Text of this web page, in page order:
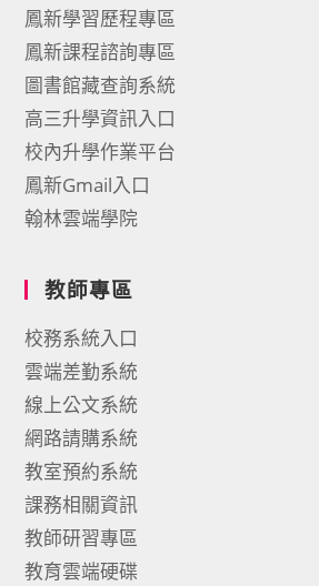
鳳新學習歷程專區
鳳新課程諮詢專區
圖書館藏查詢系統
高三升學資訊入口
校內升學作業平台
鳳新Gmail入口
翰林雲端學院
教師專區
校務系統入口
雲端差勤系統
線上公文系統
網路請購系統
教室預約系統
課務相關資訊
教師研習專區
教育雲端硬碟